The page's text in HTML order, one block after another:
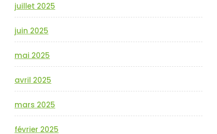
juillet 2025
juin 2025
mai 2025
avril 2025
mars 2025
février 2025